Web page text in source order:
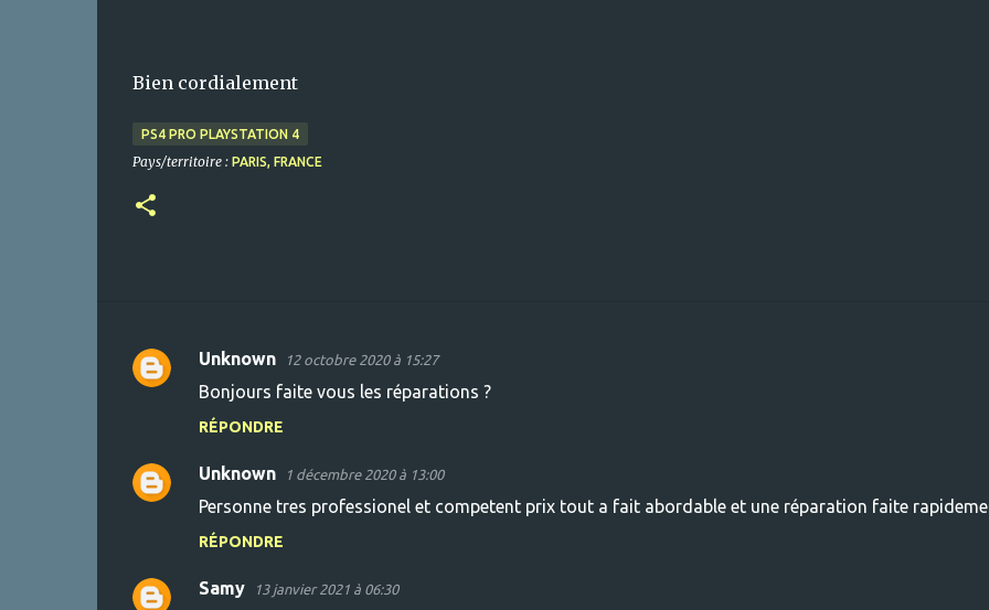
Bien cordialement
PS4 PRO PLAYSTATION 4
Pays/territoire : PARIS, FRANCE
C
m
e
a
Unknown 12 octobre 2020 à 15:27
Bonjours faite vous les réparations ?
RÉPONDRE
Unknown 1 décembre 2020 à 13:00
Personne tres professionel et competent prix tout a fait abordable et une réparation faite
RÉPONDRE
Samy 13 janvier 2021 à 06:30